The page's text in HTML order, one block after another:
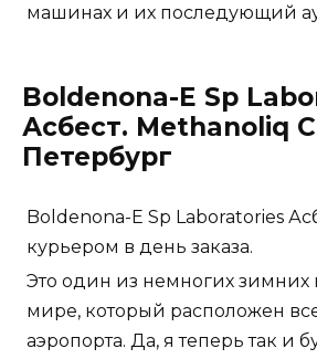
машинах и их последующий
Boldenona-E Sp
Асбест. Methanoliq
Петербург
Boldenona-E Sp Laboratories
курьером в день заказа.
Это один из немногих зимних
мире, который расположен
аэропорта. Да, я теперь так и